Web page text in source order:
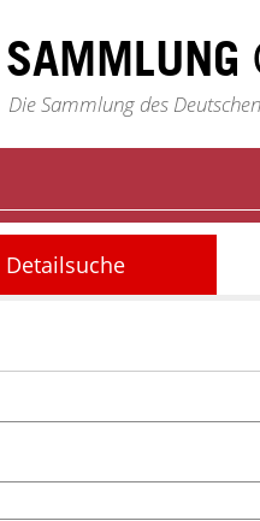
SAMMLUNG
Die Sammlung des
Detailsuche